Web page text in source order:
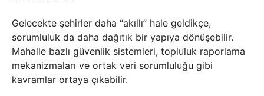
Gelecekte şehirler daha “akıllı” hale geldikçe,
sorumluluk da daha dağıtık bir yapıya dönüşebilir.
Mahalle bazlı güvenlik sistemleri, topluluk raporlama
mekanizmaları ve ortak veri sorumluluğu gibi
kavramlar ortaya çıkabilir.